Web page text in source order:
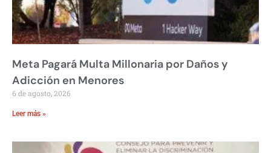
Meta Pagará Multa Millonaria por Daños y
Adicción en Menores
6 de agosto, 2026
Leer más »